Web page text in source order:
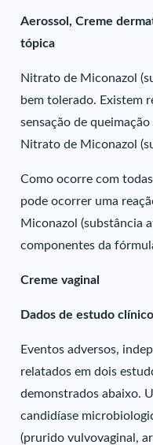
Aerossol, Creme
tópica
Nitrato de Miconazol
bem tolerado. Existem
sensação de
Nitrato de Miconazol
Como ocorre com
pode ocorrer uma
Miconazol (substância
componentes da
Creme vaginal
Dados de estudo clínico
Eventos adversos,
relatados em dois
demonstrados abaixo.
candidíase
(prurido vulvovaginal,